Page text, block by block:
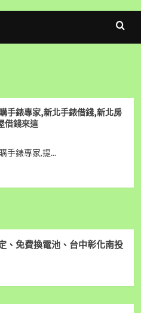
手錶專家,新北手錶借錢,新北房
借錢來這
手錶專家,提...
、免費換電池、台中彰化南投